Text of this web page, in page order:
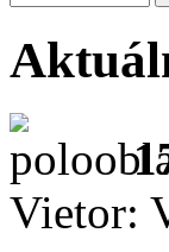
Vietor: